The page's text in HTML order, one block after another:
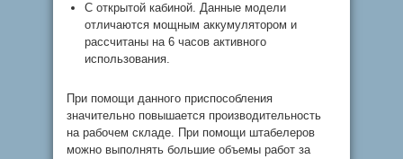
С открытой кабиной. Данные модели
отличаются мощным аккумулятором и
рассчитаны на 6 часов активного
использования.
При помощи данного приспособления
значительно повышается производительность
на рабочем складе. При помощи штабелеров
можно выполнять большие объемы работ за